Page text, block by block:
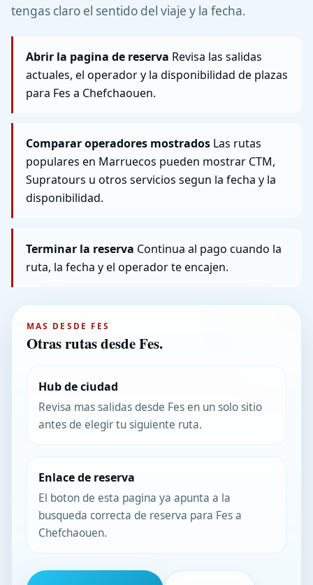
tengas claro el sentido del viaje y la fecha.
Abrir la pagina de reserva Revisa las salidas
actuales, el operador y la disponibilidad de plazas
para Fes a Chefchaouen.
Comparar operadores mostrados Las rutas
populares en Marruecos pueden mostrar CTM,
Supratours u otros servicios segun la fecha y la
disponibilidad.
Terminar la reserva Continua al pago cuando la
ruta, la fecha y el operador te encajen.
MAS DESDE FES
Otras rutas desde Fes.
Hub de ciudad
Revisa mas salidas desde Fes en un solo sitio
antes de elegir tu siguiente ruta.
Enlace de reserva
El boton de esta pagina ya apunta a la
busqueda correcta de reserva para Fes a
Chefchaouen.